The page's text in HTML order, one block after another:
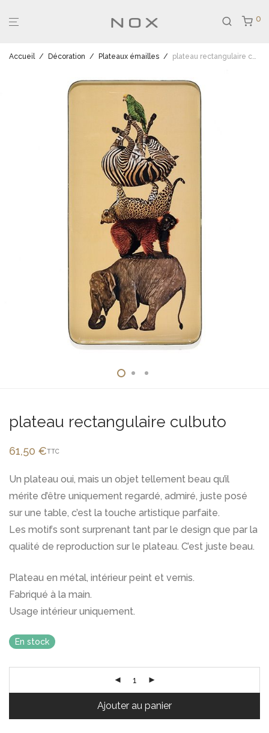
0
Accueil / Décoration / Plateaux émailles / plateau rectangulaire culbuto
plateau rectangulaire culbuto
61,50 €TTC
Un plateau oui, mais un objet tellement beau qu’il
mérite d’être uniquement regardé, admiré, juste posé
sur une table, c’est la touche artistique parfaite.
Les motifs sont surprenant tant par le design que par la
qualité de reproduction sur le plateau. C’est juste beau.
Plateau en métal, intérieur peint et vernis.
Fabriqué à la main.
Usage intérieur uniquement.
En stock
Ajouter au panier